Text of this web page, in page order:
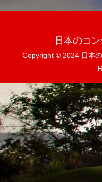
日本のコ
Copyright © 2024 日本